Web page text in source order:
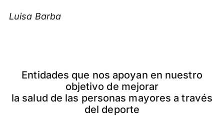
Luisa Barba
Entidades que nos apoyan en nuestro
objetivo de mejorar
la salud de las personas mayores a través
del deporte